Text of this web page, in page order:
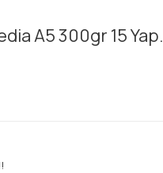
A5 300gr 15 Yap.